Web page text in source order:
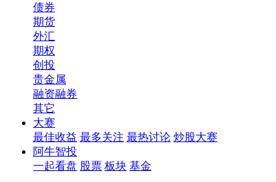
债券
期货
外汇
期权
创投
贵金属
融资融券
其它
大赛
最佳收益 最多关注 最热讨论 炒股大赛
阿牛智投
一起看盘 股票 板块 基金